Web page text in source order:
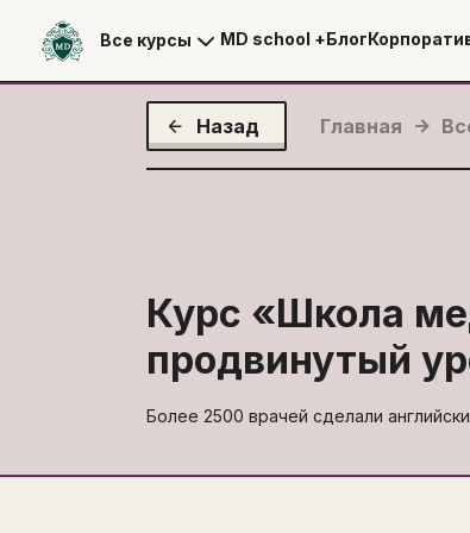
Все курсы MD school +Блог
Назад Главная
Курс «Школа
продвинутый
Более 2500 врачей сделали